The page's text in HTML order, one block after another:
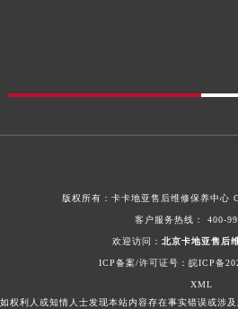
版权所有： 卡卡地亚售后维修保养中心
客户服务热线： 400-
欢迎访问： 北京卡地亚售后
ICP备案/许可证号：皖ICP备
XML
如权利人或知情人士发现本站内容存在事实错误或涉